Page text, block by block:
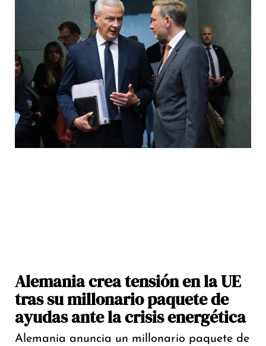
Alemania crea tensión en la UE
tras su millonario paquete de
ayudas ante la crisis energética
Alemania anuncia un millonario paquete de